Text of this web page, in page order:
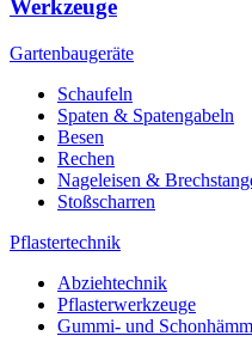
Werkzeuge
Gartenbaugeräte
Schaufeln
Spaten & Spatengabeln
Besen
Rechen
Nageleisen &
Stoßscharren
Pflastertechnik
Abziehtechnik
Pflasterwerkzeuge
Gummi- und